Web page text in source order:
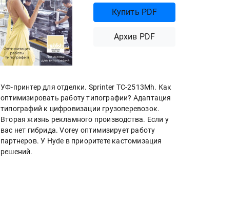
Купить PDF
Архив PDF
УФ-принтер для отделки. Sprinter ТС-2513Mh. Как
оптимизировать работу типографии? Адаптация
типографий к цифровизации грузоперевозок.
Вторая жизнь рекламного производства. Если у
вас нет гибрида. Vorey оптимизирует работу
партнеров. У Hyde в приоритете кастомизация
решений.